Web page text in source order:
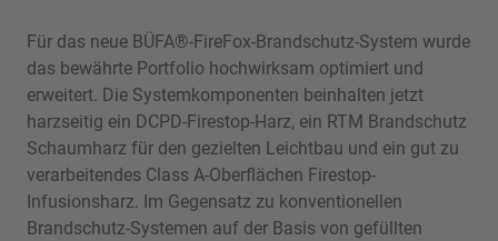
Für das neue BÜFA®-FireFox-Brandschutz-System wurde
das bewährte Portfolio hochwirksam optimiert und
erweitert. Die Systemkomponenten beinhalten jetzt
harzseitig ein DCPD-Firestop-Harz, ein RTM Brandschutz
Schaumharz für den gezielten Leichtbau und ein gut zu
verarbeitendes Class A-Oberflächen Firestop-
Infusionsharz. Im Gegensatz zu konventionellen
Brandschutz-Systemen auf der Basis von gefüllten